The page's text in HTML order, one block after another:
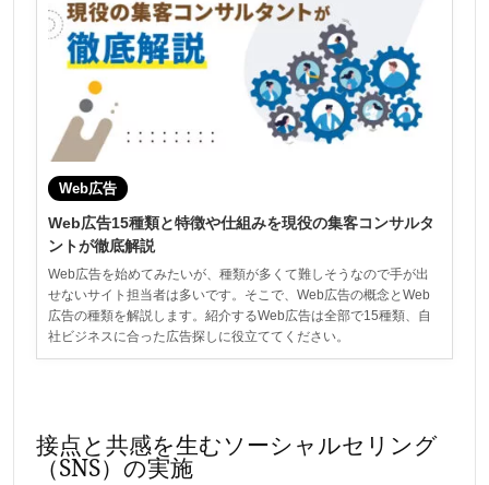
Web広告
Web広告15種類と特徴や仕組みを現役の集客コンサルタ
ントが徹底解説
Web広告を始めてみたいが、種類が多くて難しそうなので手が出
せないサイト担当者は多いです。そこで、Web広告の概念とWeb
広告の種類を解説します。紹介するWeb広告は全部で15種類、自
社ビジネスに合った広告探しに役立ててください。
接点と共感を生むソーシャルセリング
（SNS）の実施